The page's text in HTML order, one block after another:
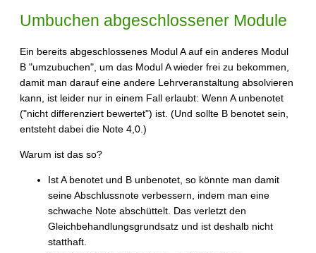
Umbuchen abgeschlossener Module
Ein bereits abgeschlossenes Modul A auf ein anderes Modul
B "umzubuchen", um das Modul A wieder frei zu bekommen,
damit man darauf eine andere Lehrveranstaltung absolvieren
kann, ist leider nur in einem Fall erlaubt: Wenn A unbenotet
("nicht differenziert bewertet") ist. (Und sollte B benotet sein,
entsteht dabei die Note 4,0.)
Warum ist das so?
Ist A benotet und B unbenotet, so könnte man damit
seine Abschlussnote verbessern, indem man eine
schwache Note abschüttelt. Das verletzt den
Gleichbehandlungsgrundsatz und ist deshalb nicht
statthaft.